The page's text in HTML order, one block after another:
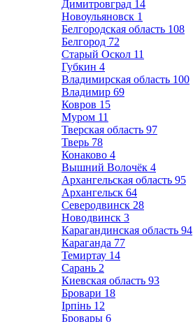
Димитровград 14
Новоульяновск 1
Белгородская область 108
Белгород 72
Старый Оскол 11
Губкин 4
Владимирская область 100
Владимир 69
Ковров 15
Муром 11
Тверская область 97
Тверь 78
Конаково 4
Вышний Волочёк 4
Архангельская область 95
Архангельск 64
Северодвинск 28
Новодвинск 3
Карагандинская область 94
Караганда 77
Темиртау 14
Сарань 2
Киевская область 93
Бровари 18
Ірпінь 12
Бровары 6